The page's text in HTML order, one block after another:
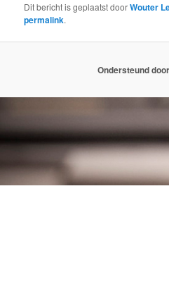
Dit bericht is geplaatst doorWouter
permalink.
Ondersteund